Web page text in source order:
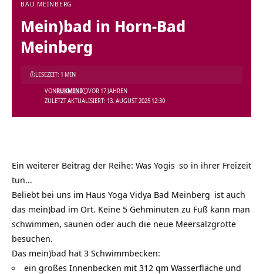
BAD MEINBERG
Mein)bad in Horn-Bad
Meinberg
ZULETZT AKTUALISIERT: 13. AUGUST 2025 12:30
VONRUKMINI VOR 17 JAHREN
LESEZEIT: 1 MIN
Ein weiterer Beitrag der Reihe: Was Yogis so in ihrer Freizeit
tun…
Beliebt bei uns im Haus Yoga Vidya Bad Meinberg ist auch
das mein)bad im Ort. Keine 5 Gehminuten zu Fuß kann man
schwimmen, saunen oder auch die neue Meersalzgrotte
besuchen.
Das mein)bad hat 3 Schwimmbecken:
ein großes Innenbecken mit 312 qm Wasserfläche und